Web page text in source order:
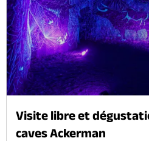
Visite libre et
caves Ackerman